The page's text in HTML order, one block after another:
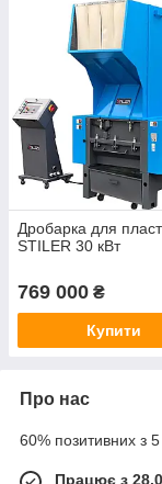
Дробарка для
STILER 30 кВт
769 000 ₴
Купити
Про нас
60% позитивних з 5
Працює з